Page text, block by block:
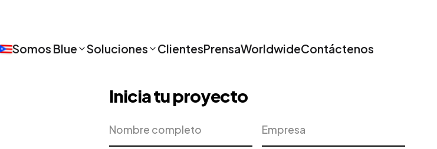
Somos Blue Soluciones ClientesPrensaWorldwideContáctenos
Inicia tu proyecto
completo